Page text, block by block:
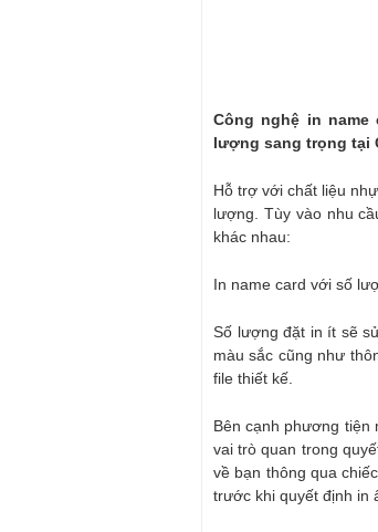
Công nghệ in
lượng sang trọng tại
Hỗ trợ với chất liệu
lượng. Tùy vào nhu
khác nhau:
In name card với số
Số lượng đặt in ít sẽ
màu sắc cũng như
file thiết kế.
Bên cạnh phương tiện
vai trò quan trong
về bạn thông qua
trước khi quyết định in